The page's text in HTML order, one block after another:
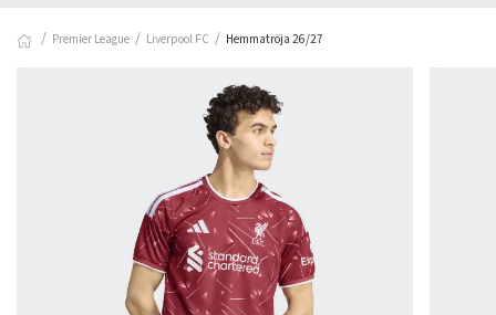
Premier League Liverpool FC Hemmatröja 26/27